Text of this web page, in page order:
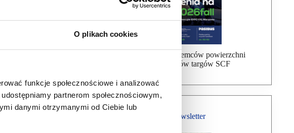
O plikach cookies
funkcje społecznościowe i analizować
partnerom społecznościowym,
danymi otrzymanymi od Ciebie lub
się
wybór
– mówi
Bezpłatna wysyłka dla najemców powierzchni
handlowej, uczestników targów SCF
Bezpłatny Newsletter